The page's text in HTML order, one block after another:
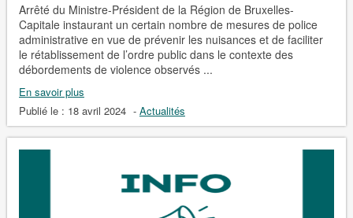
Arrêté du Ministre-Président de la Région de Bruxelles-
Capitale instaurant un certain nombre de mesures de police
administrative en vue de prévenir les nuisances et de faciliter
le rétablissement de l’ordre public dans le contexte des
débordements de violence observés ...
En savoir plus
Publié le : 18 avril 2024 - Actualités